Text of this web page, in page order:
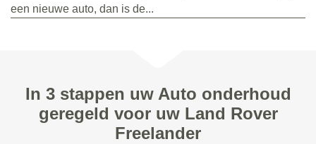
een nieuwe auto, dan is de...
In 3 stappen uw Auto onderhoud
geregeld voor uw Land Rover
Freelander